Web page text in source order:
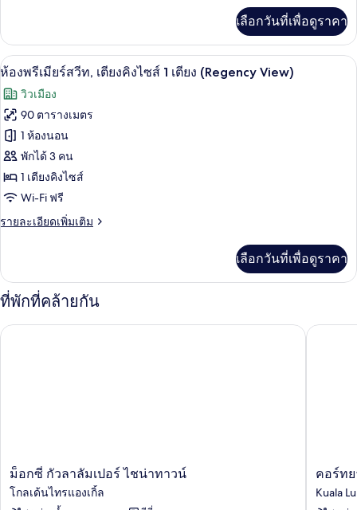
ไซส์
1
เตียง
(Regency)
เกี่ยว
กับ
ห้อง
สวี
ท,
เตียง
คิง
ไซส์
เตียง
(Regency)
เลือกวันที่เพื่อดูราคา
เปิด
ภาพถ่าย
ทั้งหมด
ของ
ห้อง
พรีเมียร์
สวีท,
เตียง
ไซส์
1
(Regency
ผ้านวมขนเป็ด, มินิบาร์, ตู้นิรภัยในห้อ
9
ห้องพรีเมียร์สวีท, เตียงคิงไซส์ 1 เตียง (Regency View)
วิวเมือง
90 ตารางเมตร
1 ห้องนอน
พักได้ 3 คน
1 เตียงคิงไซส์
Wi-Fi ฟรี
รายละเอียดเพิ่มเติม
ราย
เกี่ยว
กับ
ห้อง
พรีเมียร์
สวี
เลือกวันที่เพื่อดูราคา
ที่พักที่คล้ายกัน
ม็
อก
ซี่
ม็อกซี่ กัวลาลัมเปอร์ ไชน่าทาวน์
โกลเด้นไทรแองเกิ้ล
ม็อกซี่ กัวลาลัมเปอร์ ไชน่าทาวน์
คอร์
ทยา
ร์ด
คอร์ท
Kuala
คอร์ทยา